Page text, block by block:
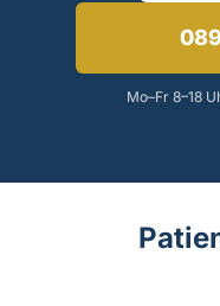
Mo–Fr 8–18